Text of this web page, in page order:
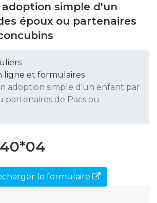
simple d'un
époux ou partenaires
ligne et formulaires
adoption simple d'un enfant par
partenaires de Pacs ou
le formulaire